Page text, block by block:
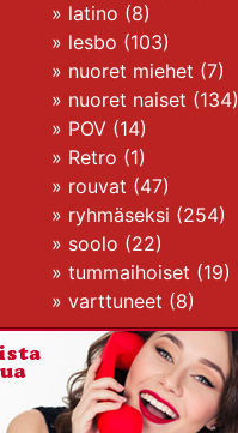
» latino (8)
» lesbo (103)
» nuoret miehet (7)
» nuoret naiset (134)
» POV(14)
» Retro (1)
» rouvat (47)
» ryhmäseksi (254)
» soolo (22)
» tummaihoiset (19)
» varttuneet (8)